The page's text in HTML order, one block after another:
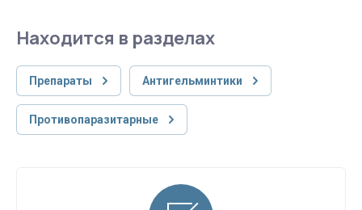
Находится в разделах
Препараты Антигельминтики
Противопаразитарные